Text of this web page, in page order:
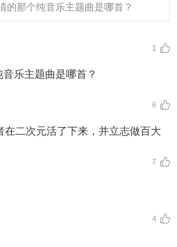
的那个纯音乐主题曲是哪首？
1
乐主题曲是哪首？
6
在二次元活了下来，并立志做百大
7
4